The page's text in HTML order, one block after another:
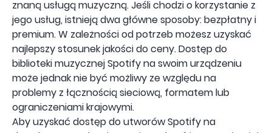
znaną usługą muzyczną. Jeśli chodzi o korzystanie z
jego usług, istnieją dwa główne sposoby: bezpłatny i
premium. W zależności od potrzeb możesz uzyskać
najlepszy stosunek jakości do ceny. Dostęp do
biblioteki muzycznej Spotify na swoim urządzeniu
może jednak nie być możliwy ze względu na
problemy z łącznością sieciową, formatem lub
ograniczeniami krajowymi.
Aby uzyskać dostęp do utworów Spotify na